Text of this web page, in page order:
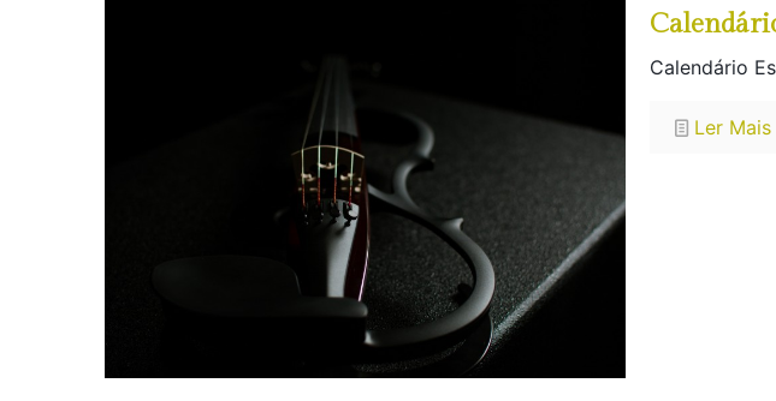
Calendário
Ler Mais